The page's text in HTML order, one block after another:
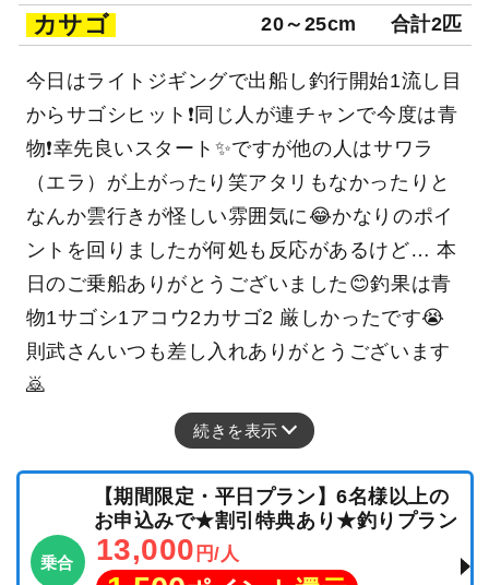
カサゴ 20～25cm 合計2匹
今日はライトジギングで出船し釣行開始1流し目
からサゴシヒット❗️同じ人が連チャンで今度は青
物❗️幸先良いスタート✨ですが他の人はサワラ
（エラ）が上がったり笑アタリもなかったりと
なんか雲行きが怪しい雰囲気に😂かなりのポイ
ントを回りましたが何処も反応があるけど… 本
日のご乗船ありがとうございました😊釣果は青
物1サゴシ1アコウ2カサゴ2 厳しかったです😭
則武さんいつも差し入れありがとうございます
🙇
続きを表示
乗合
【期間限定・平日プラン】6名様以上の
お申込みで★割引特典あり★釣りプラン
13,000 円/人